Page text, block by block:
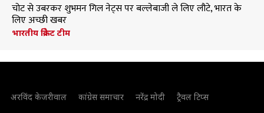
चोट से उबरकर शुभमन गिल नेट्स पर बल्लेबाजी ले लिए लौटे, भारत के
लिए अच्छी खबर
भारतीय क्रिकेट टीम
अरविंद केजरीवाल कांग्रेस समाचार नरेंद्र मोदी
ट्रैवल टिप्स